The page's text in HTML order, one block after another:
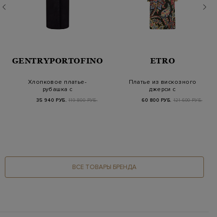
GENTRYPORTOFINO
Хлопковое платье-
рубашка с
узорной вста…
35 940 РУБ. 119 800 РУБ.
ETRO
Платье из вискозного
джерси с
принтом и…
60 800 РУБ. 121 600 РУБ.
ВСЕ ТОВАРЫ БРЕНДА